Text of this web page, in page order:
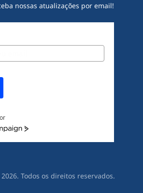
nossas atualizações por email!
Todos os direitos reservados.